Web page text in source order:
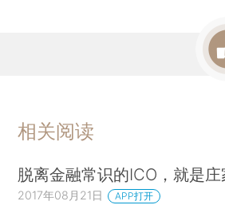
相关阅读
脱离金融常识的ICO，就是
2017年08月21日 APP打开